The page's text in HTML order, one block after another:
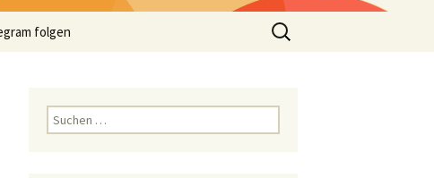
folgen
Suchen
nach:
Suchen
nach: